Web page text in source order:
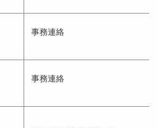
事務連絡
事務連絡